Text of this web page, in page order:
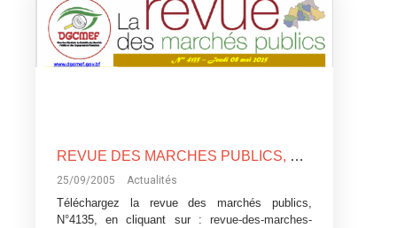
REVUE DES MARCHES PUBLICS, N°4135
25/09/2005 Actualités
Téléchargez la revue des marchés publics,
N°4135, en cliquant sur : revue-des-marches-